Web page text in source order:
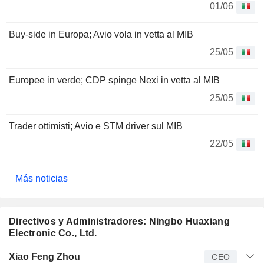
01/06
Buy-side in Europa; Avio vola in vetta al MIB
25/05
Europee in verde; CDP spinge Nexi in vetta al MIB
25/05
Trader ottimisti; Avio e STM driver sul MIB
22/05
Más noticias
Directivos y Administradores: Ningbo Huaxiang
Electronic Co., Ltd.
Director Puesto
Xiao Feng Zhou CEO